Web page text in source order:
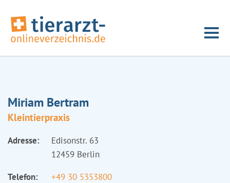
Miriam Bertram
Kleintierpraxis
Adresse:
Edisonstr. 63
12459 Berlin
Telefon:
+49 30 5353800